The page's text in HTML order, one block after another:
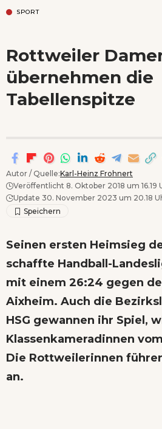
SPORT
Rottweiler
übernehmen die
Tabellenspitze
Autor / Quelle:Karl-Heinz Frohnert
Veröffentlicht 8. Oktober 2018 um 16.19
Update 30. November 2023 um 20.18
Seinen ersten Heimsieg
schaffte Handball-
mit einem 26:24 gegen
Aixheim. Auch die
HSG gewannen ihr Spiel,
Klassenkameradinnen
Die Rottweilerinnen
an.